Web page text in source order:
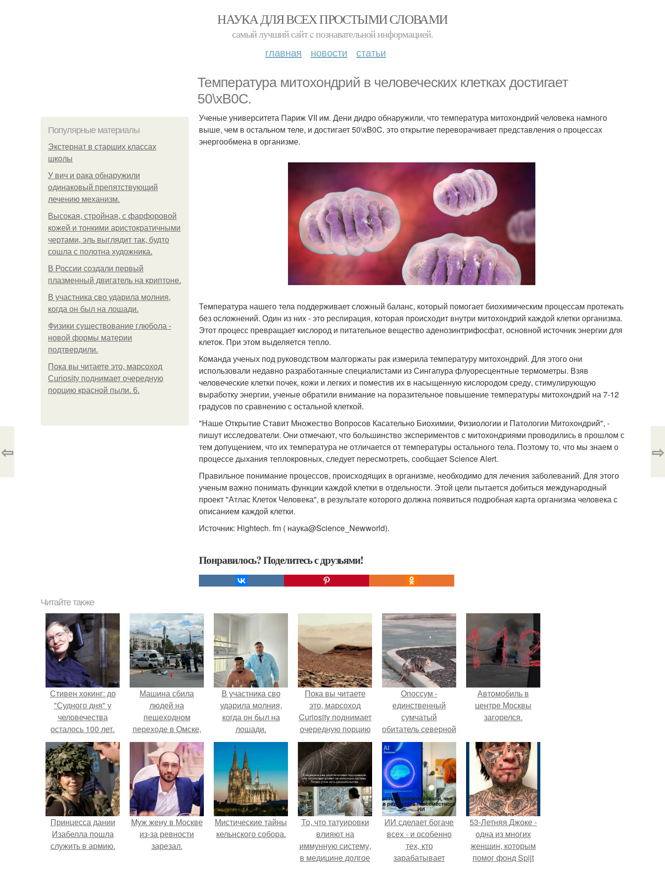
НАУКА ДЛЯ ВСЕХ ПРОСТЫМИ СЛОВАМИ
самый лучший сайт c познавательной информацией.
главная новости статьи
Температура митохондрий в человеческих клетках достигает
50\xB0C.
Популярные материалы
Экстернат в старших классах
школы
У вич и рака обнаружили
одинаковый препятствующий
лечению механизм.
Высокая, стройная, с фарфоровой
кожей и тонкими аристократичными
чертами, эль выглядит так, будто
сошла с полотна художника.
В России создали первый
плазменный двигатель на криптоне.
В участника сво ударила молния,
когда он был на лошади.
Физики существование глюбола -
новой формы материи
подтвердили.
Пока вы читаете это, марсоход
Curiosity поднимает очередную
порцию красной пыли. 6.
Ученые университета Париж VII им. Дени дидро обнаружили, что температура митохондрий человека намного
выше, чем в остальном теле, и достигает 50\xB0C. это открытие переворачивает представления о процессах
энергообмена в организме.
Температура нашего тела поддерживает сложный баланс, который помогает биохимическим процессам протекать
без осложнений. Один из них - это респирация, которая происходит внутри митохондрий каждой клетки организма.
Этот процесс превращает кислород и питательное вещество аденозинтрифосфат, основной источник энергии для
клеток. При этом выделяется тепло.
Команда ученых под руководством малгоржаты рак измерила температуру митохондрий. Для этого они
использовали недавно разработанные специалистами из Сингапура флуоресцентные термометры. Взяв
человеческие клетки почек, кожи и легких и поместив их в насыщенную кислородом среду, стимулирующую
выработку энергии, ученые обратили внимание на поразительное повышение температуры митохондрий на 7-12
градусов по сравнению с остальной клеткой.
"Наше Открытие Ставит Множество Вопросов Касательно Биохимии, Физиологии и Патологии Митохондрий", -
пишут исследователи. Они отмечают, что большинство экспериментов с митохондриями проводились в прошлом с
тем допущением, что их температура не отличается от температуры остального тела. Поэтому то, что мы знаем о
процессе дыхания теплокровных, следует пересмотреть, сообщает Science Alert.
Правильное понимание процессов, происходящих в организме, необходимо для лечения заболеваний. Для этого
ученым важно понимать функции каждой клетки в отдельности. Этой цели пытается добиться международный
проект "Атлас Клеток Человека", в результате которого должна появиться подробная карта организма человека с
описанием каждой клетки.
Источник: Hightech. fm ( наука@Science_Newworld).
Понравилось? Поделитесь с друзьями!
⇦ ⇨
Читайте также
Стивен хокинг: до
"Судного дня" у
человечества
осталось 100 лет.
Машина сбила
людей на
пешеходном
переходе в Омске,
пострадали 8
человек.
В участника сво
ударила молния,
когда он был на
лошади.
Пока вы читаете
это, марсоход
Curiosity поднимает
очередную порцию
красной пыли. 6.
Опоссум -
единственный
сумчатый
обитатель северной
америки.
Автомобиль в
центре Москвы
загорелся.
Принцесса дании
Изабелла пошла
служить в армию.
Mуж жену в Москве
из-за ревности
зарезал.
Мистические тайны
кельнского собора.
То, что татуировки
влияют на
иммунную систему,
в медицине долгое
ИИ сделает богаче
всех - и особенно
тех, кто
зарабатывает
53-Летняя Джоке -
одна из многих
женщин, которым
помог фонд Spijt